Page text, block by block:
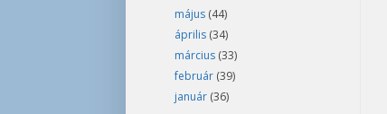
május (44)
április (34)
március (33)
február (39)
január (36)